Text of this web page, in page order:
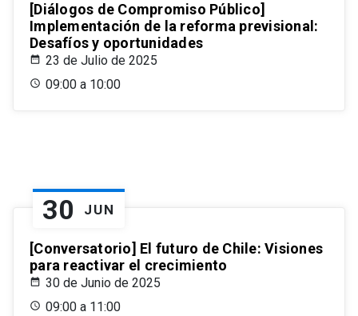
[Diálogos de Compromiso Público]
Implementación de la reforma previsional:
Desafíos y oportunidades
23 de Julio de 2025
09:00 a 10:00
30 JUN
[Conversatorio] El futuro de Chile: Visiones
para reactivar el crecimiento
30 de Junio de 2025
09:00 a 11:00